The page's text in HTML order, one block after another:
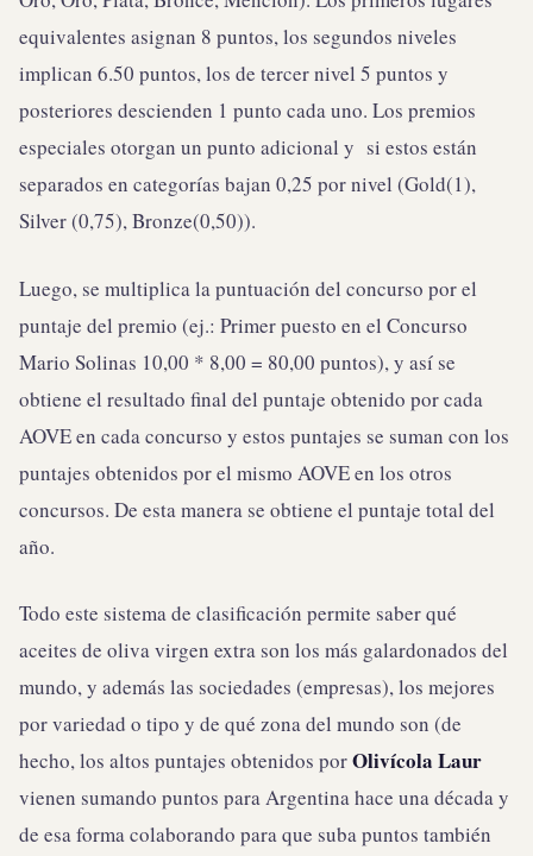
equivalentes asignan 8 puntos, los segundos niveles
implican 6.50 puntos, los de tercer nivel 5 puntos y
posteriores descienden 1 punto cada uno. Los premios
especiales otorgan un punto adicional y si estos están
separados en categorías bajan 0,25 por nivel (Gold(1),
Silver (0,75), Bronze(0,50)).
Luego, se multiplica la puntuación del concurso por el
puntaje del premio (ej.: Primer puesto en el Concurso
Mario Solinas 10,00 * 8,00 = 80,00 puntos), y así se
obtiene el resultado final del puntaje obtenido por cada
AOVE en cada concurso y estos puntajes se suman con los
puntajes obtenidos por el mismo AOVE en los otros
concursos. De esta manera se obtiene el puntaje total del
año.
Todo este sistema de clasificación permite saber qué
aceites de oliva virgen extra son los más galardonados del
mundo, y además las sociedades (empresas), los mejores
por variedad o tipo y de qué zona del mundo son (de
hecho, los altos puntajes obtenidos porOlivícola Laur
vienen sumando puntos para Argentina hace una década y
de esa forma colaborando para que suba puntos también